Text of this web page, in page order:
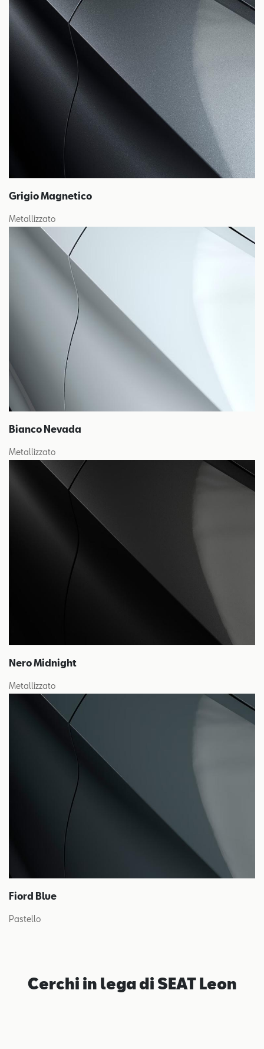
Grigio Magnetico
Metallizzato
Bianco Nevada
Metallizzato
Nero Midnight
Metallizzato
Fiord Blue
Pastello
Cerchi in lega di SEAT Leon